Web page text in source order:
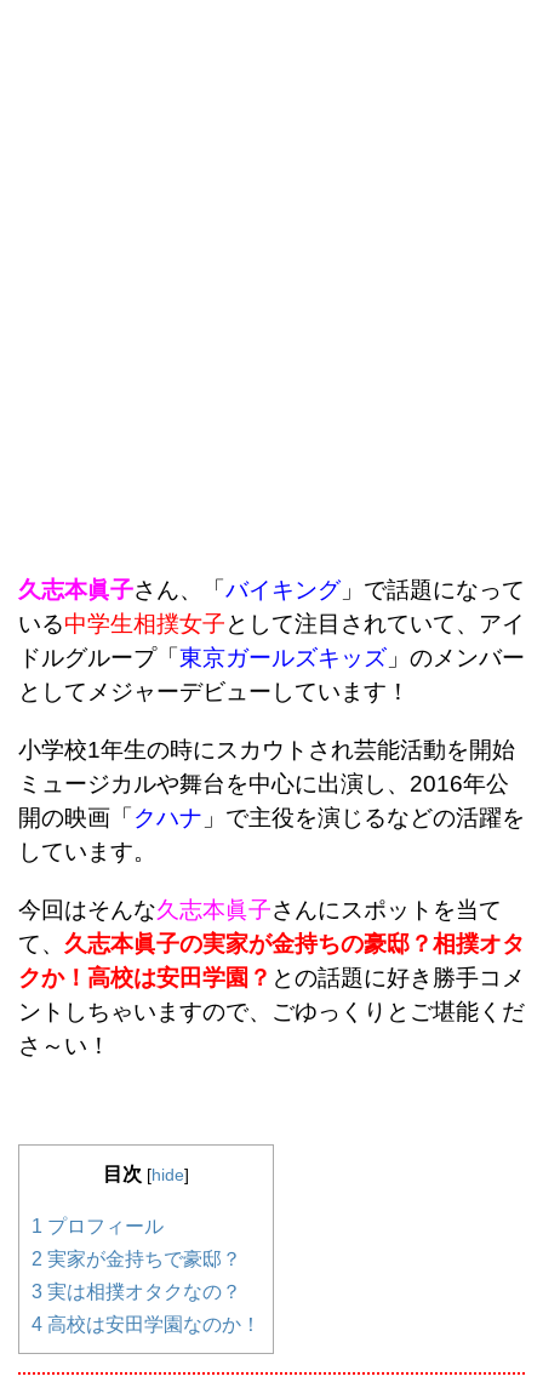
久志本眞子さん、「バイキング」で話題になって
いる中学生相撲女子として注目されていて、アイ
ドルグループ「東京ガールズキッズ 」のメンバー
としてメジャーデビューしています！
小学校1年生の時にスカウトされ芸能活動を開始
ミュージカルや舞台を中心に出演し、2016年公
開の映画「クハナ 」で主役を演じるなどの活躍を
しています。
今回はそんな久志本眞子さんにスポットを当て
て、 久志本眞子の実家が金持ちの豪邸？相撲オタ
クか！高校は安田学園？ との話題に好き勝手コメ
ントしちゃいますので、ごゆっくりとご堪能くだ
さ～い！
目次 [hide]
1 プロフィール
2 実家が金持ちで豪邸？
3 実は相撲オタクなの？
4 高校は安田学園なのか！